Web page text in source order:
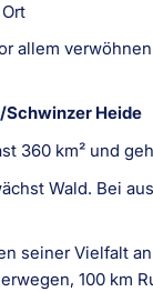
allem
Schwinzer Heide
360 km² und
Wald. Bei
seiner Vielfalt
100 km